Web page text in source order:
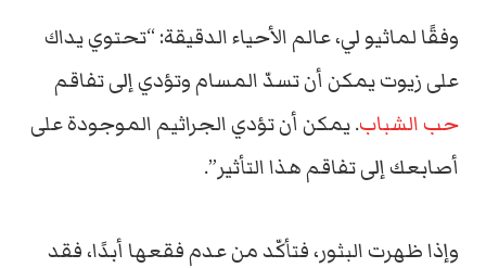
وفقًا لماثيو لي، عالم الأحياء الدقيقة: “تحتوي يداك
على زيوت يمكن أن تسدّ المسام وتؤدي إلى تفاقم
حب الشباب.يمكن أن تؤدي الجراثيم الموجودة على
أصابعك إلى تفاقم هذا التأثير”.
وإذا ظهرت البثور، فتأكّد من عدم فقعها أبدًا، فقد